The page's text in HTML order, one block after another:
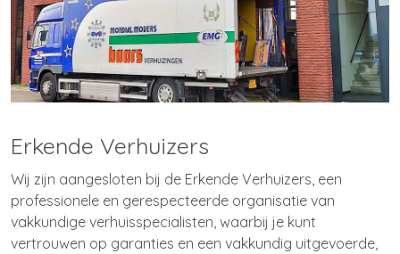
Erkende Verhuizers
Wij zijn aangesloten bij de Erkende Verhuizers, een
professionele en gerespecteerde organisatie van
vakkundige verhuisspecialisten, waarbij je kunt
vertrouwen op garanties en een vakkundig uitgevoerde,